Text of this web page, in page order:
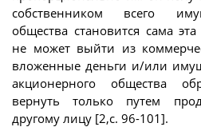
собственником всего
общества становится сама
не может выйти из
вложенные деньги и/или
акционерного общества
вернуть только путем
другому лицу [2,с. 96-101].